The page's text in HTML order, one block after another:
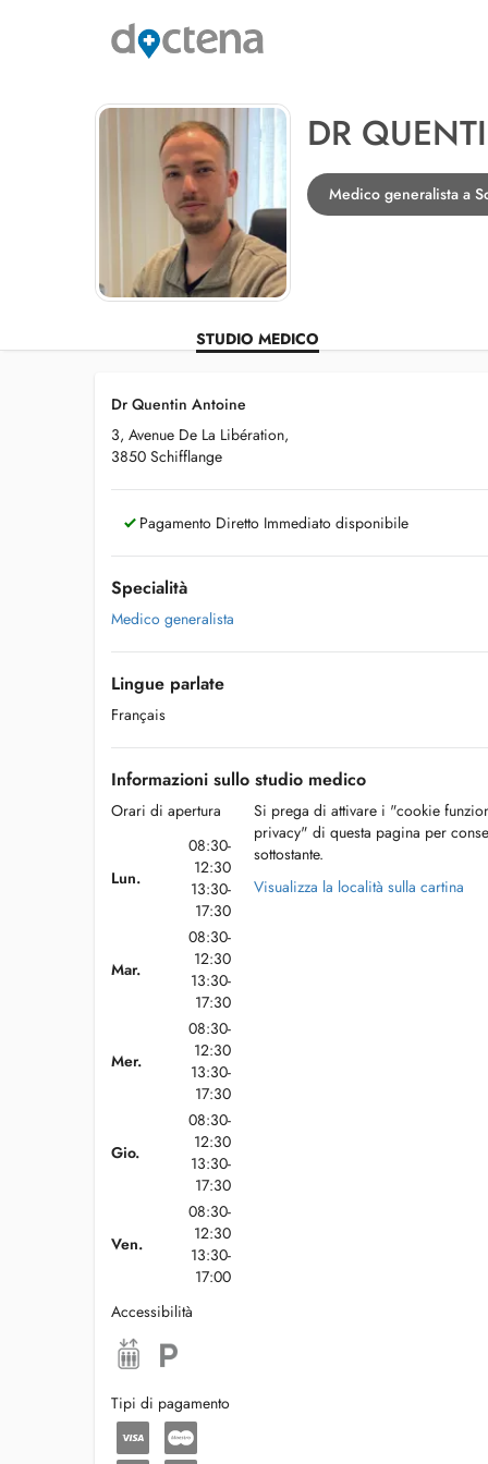
DR
Medico generalista a
STUDIO MEDICO
Dr Quentin Antoine
3, Avenue De La Libération,
3850 Schifflange
Pagamento Diretto Immediato disponibile
Specialità
Medico generalista
Lingue parlate
Français
Informazioni sullo studio medico
Orari di apertura
Lun.
08:30-
12:30
13:30-
17:30
Mar.
08:30-
12:30
13:30-
17:30
Mer.
08:30-
12:30
13:30-
17:30
Gio.
08:30-
12:30
13:30-
17:30
Ven.
08:30-
12:30
13:30-
17:00
Accessibilità
Tipi di pagamento
Si prega di attivare i "cookie
privacy" di questa pagina per
sottostante.
Visualizza la località sulla cartina